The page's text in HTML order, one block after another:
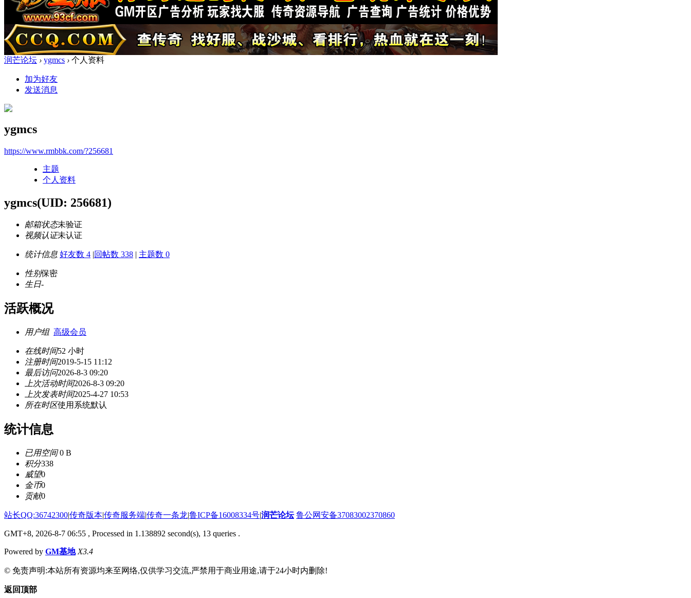
润芒论坛 › ygmcs › 个人资料
加为好友
发送消息
ygmcs
https://www.rmbbk.com/?256681
主题
个人资料
ygmcs(UID: 256681)
邮箱状态未验证
视频认证未认证
统计信息 好友数 4 |回帖数 338 | 主题数 0
性别保密
生日-
活跃概况
用户组 高级会员
在线时间52 小时
注册时间2019-5-15 11:12
最后访问2026-8-3 09:20
上次活动时间2026-8-3 09:20
上次发表时间2025-4-27 10:53
所在时区使用系统默认
统计信息
已用空间0 B
积分338
威望0
金币0
贡献0
站长QQ:36742300|传奇版本|传奇服务端|传奇一条龙|鲁ICP备16008334号|润芒论坛 鲁公网安备37083002370860
GMT+8, 2026-8-7 06:55 , Processed in 1.138892 second(s), 13 queries .
Powered by GM基地 X3.4
© 免责声明:本站所有资源均来至网络,仅供学习交流,严禁用于商业用途,请于24小时内删除!
返回顶部